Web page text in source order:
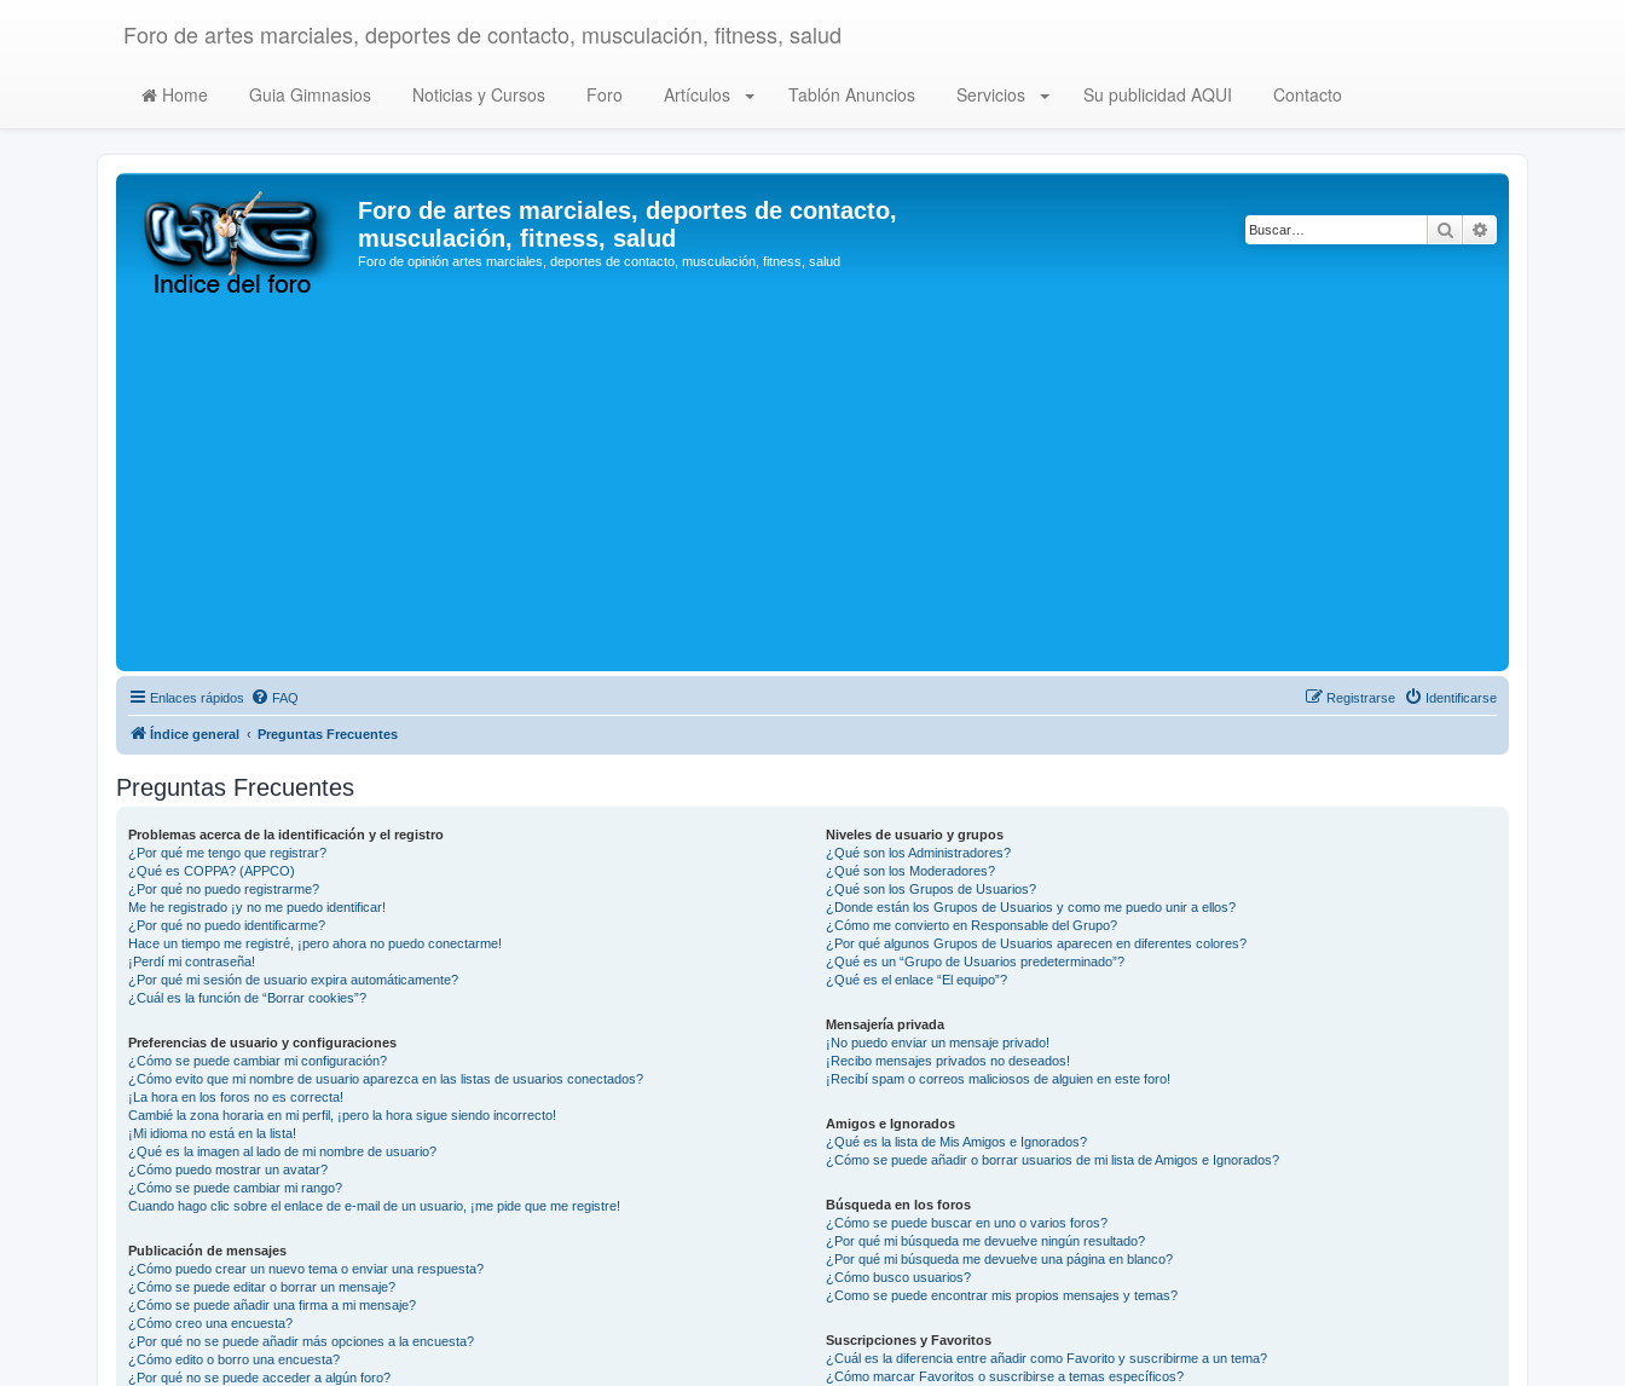
Foro de artes marciales, deportes de contacto, musculación, fitness, salud
Home Guia Gimnasios Noticias y Cursos Foro Artículos Tablón Anuncios Servicios Su publicidad AQUI Contacto
Foro de artes marciales, deportes de contacto,
musculación, fitness, salud
Foro de opinión artes marciales, deportes de contacto, musculación, fitness, salud
Buscar
Enlaces rápidos FAQ Identificarse
Registrarse
Índice general Preguntas Frecuentes
Preguntas Frecuentes
Problemas acerca de la identificación y el registro
¿Por qué me tengo que registrar?
¿Qué es COPPA? (APPCO)
¿Por qué no puedo registrarme?
Me he registrado ¡y no me puedo identificar!
¿Por qué no puedo identificarme?
Hace un tiempo me registré, ¡pero ahora no puedo conectarme!
¡Perdí mi contraseña!
¿Por qué mi sesión de usuario expira automáticamente?
¿Cuál es la función de “Borrar cookies”?
Preferencias de usuario y configuraciones
¿Cómo se puede cambiar mi configuración?
¿Cómo evito que mi nombre de usuario aparezca en las listas de usuarios conectados?
¡La hora en los foros no es correcta!
Cambié la zona horaria en mi perfil, ¡pero la hora sigue siendo incorrecto!
¡Mi idioma no está en la lista!
¿Qué es la imagen al lado de mi nombre de usuario?
¿Cómo puedo mostrar un avatar?
¿Cómo se puede cambiar mi rango?
Cuando hago clic sobre el enlace de e-mail de un usuario, ¡me pide que me registre!
Publicación de mensajes
¿Cómo puedo crear un nuevo tema o enviar una respuesta?
¿Cómo se puede editar o borrar un mensaje?
¿Cómo se puede añadir una firma a mi mensaje?
¿Cómo creo una encuesta?
¿Por qué no se puede añadir más opciones a la encuesta?
¿Cómo edito o borro una encuesta?
¿Por qué no se puede acceder a algún foro?
Niveles de usuario y grupos
¿Qué son los Administradores?
¿Qué son los Moderadores?
¿Qué son los Grupos de Usuarios?
¿Donde están los Grupos de Usuarios y como me puedo unir a ellos?
¿Cómo me convierto en Responsable del Grupo?
¿Por qué algunos Grupos de Usuarios aparecen en diferentes colores?
¿Qué es un “Grupo de Usuarios predeterminado”?
¿Qué es el enlace “El equipo”?
Mensajería privada
¡No puedo enviar un mensaje privado!
¡Recibo mensajes privados no deseados!
¡Recibí spam o correos maliciosos de alguien en este foro!
Amigos e Ignorados
¿Qué es la lista de Mis Amigos e Ignorados?
¿Cómo se puede añadir o borrar usuarios de mi lista de Amigos e Ignorados?
Búsqueda en los foros
¿Cómo se puede buscar en uno o varios foros?
¿Por qué mi búsqueda me devuelve ningún resultado?
¿Por qué mi búsqueda me devuelve una página en blanco?
¿Cómo busco usuarios?
¿Como se puede encontrar mis propios mensajes y temas?
Suscripciones y Favoritos
¿Cuál es la diferencia entre añadir como Favorito y suscribirme a un tema?
¿Cómo marcar Favoritos o suscribirse a temas específicos?